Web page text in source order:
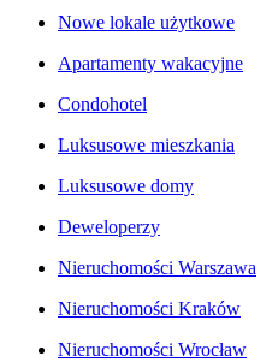
Nowe lokale użytkowe
Apartamenty wakacyjne
Condohotel
Luksusowe mieszkania
Luksusowe domy
Deweloperzy
Nieruchomości Warszawa
Nieruchomości Kraków
Nieruchomości Wrocław